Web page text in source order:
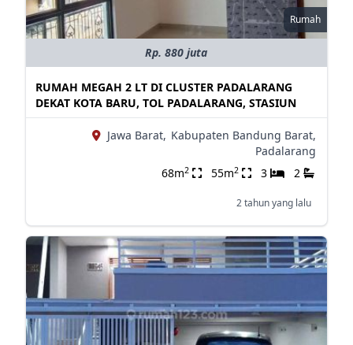
Rumah
Rp. 880 juta
RUMAH MEGAH 2 LT DI CLUSTER PADALARANG
DEKAT KOTA BARU, TOL PADALARANG, STASIUN
Jawa Barat, Kabupaten Bandung Barat,
Padalarang
68m2 55m2 3 2
2 tahun yang lalu